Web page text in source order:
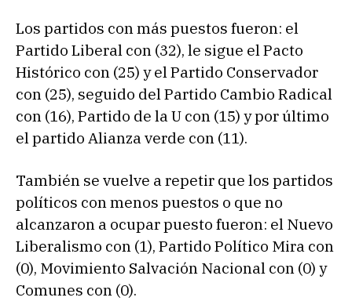
Los partidos con más puestos fueron: el
Partido Liberal con (32), le sigue el Pacto
Histórico con (25) y el Partido Conservador
con (25), seguido del Partido Cambio Radical
con (16), Partido de la U con (15) y por último
el partido Alianza verde con (11).
También se vuelve a repetir que los partidos
políticos con menos puestos o que no
alcanzaron a ocupar puesto fueron: el Nuevo
Liberalismo con (1), Partido Político Mira con
(0), Movimiento Salvación Nacional con (0) y
Comunes con (0).